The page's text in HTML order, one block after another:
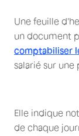
Une feuille
un document
comptabiliser
salarié sur une
Elle indique
de chaque